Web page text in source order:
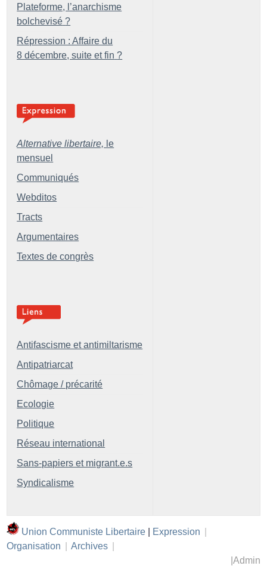
Plateforme, l’anarchisme
bolchevisé ?
Répression : Affaire du
8 décembre, suite et fin ?
Alternative libertaire, le
mensuel
Communiqués
Webditos
Tracts
Argumentaires
Textes de congrès
Antifascisme et antimiltarisme
Antipatriarcat
Chômage / précarité
Ecologie
Politique
Réseau international
Sans-papiers et migrant.e.s
Syndicalisme
Union Communiste Libertaire Expression
Organisation
Archives
Admin